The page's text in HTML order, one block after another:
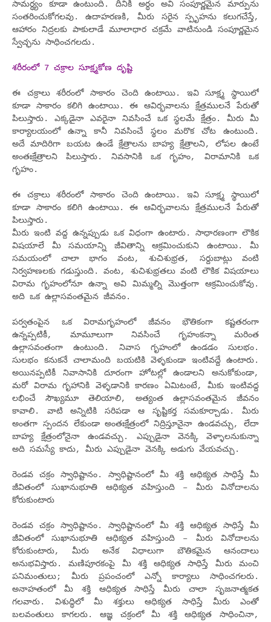
సామర్ధ్యం కూడా ఉంటుంది. దీనికి అర్ధం అవి సంపూర్ణమైన మార్పును
సంతరించుకోగలవు. ఉదాహరణకి, మీరు సరైన స్పృహను కలుగచేస్తే,
ఆహారం నిద్రలకు పాకులాడే మూలాధార చక్రమే వాటినుండి సంపూర్ణమైన
స్వేచ్ఛను సాధించగలదు.
శరీరంలో 7 చక్రాల సూక్ష్మకోణ దృష్టి
ఈ చక్రాలు శరీరంలో సాకారం చెంది ఉంటాయి. ఇవి సూక్ష్మ స్థాయిలో
కూడా సాకారం కలిగి ఉంటాయి. ఈ ఆవిర్భవాలను క్షేత్రములనే పేరుతో
పిలుస్తారు. ఎక్కడైనా ఎవరైనా నివసించే ఒక స్థలమే క్షేత్రం. మీరు మీ
కార్యాలయంలో ఉన్నా కానీ నివసించే స్థలం మరొక చోట ఉంటుంది.
అదే మాదిరిగా బయట ఉండే క్షేత్రాలను బాహ్య క్షేత్రాలని, లోపల ఉంటే
అంతఃక్షేత్రాలని పిలుస్తారు. నివసానికి ఒక గృహం, విరామానికి ఒక
గృహం.
ఈ చక్రాలు శరీరంలో సాకారం చెంది ఉంటాయి. ఇవి సూక్ష్మ స్థాయిలో
కూడా సాకారం కలిగి ఉంటాయి. ఈ ఆవిర్భవాలను క్షేత్రములనే పేరుతో
పిలుస్తారు.
మీరు ఇంటి వద్ద ఉన్నప్పుడు ఒక విధంగా ఉంటారు. సాధారణంగా లౌకిక
విషయాలే మీ సమయాన్ని జీవితాన్ని ఆక్రమించుకుని ఉంటాయి. మీ
సమయంలో చాలా భాగం వంట, శుచిశుభ్రత, సర్దుబాట్లు వంటి
నిర్వహణలకు గడుస్తుంది. వంట, శుచిశుభ్రతలు వంటి లౌకిక విషయాలు
విరామ గృహంలోనూ ఉన్నా అవి మిమ్మల్ని మొత్తంగా ఆక్రమించుకోవు.
అది ఒక ఉల్లాసవంతమైన జీవనం.
పర్వతంపైన ఒక విరామగృహంలో జీవనం భౌతికంగా కష్టతరంగా
ఉన్నప్పటికీ, మామూలుగా నివసించే గృహంకన్నా మరింత
ఉల్లాసవంతంగా ఉంటుంది. నివాస గృహంలో ఉండడం సులభం.
సులభం కనుకనే చాలామంది బయటికి వెళ్ళకుండా ఇంటివద్దే ఉంటారు.
అయినప్పటికీ నివాసానికి దూరంగా హోటల్లో ఉండాలని అనుకోకుండా,
మరో విరామ గృహానికి వెళ్ళడానికి కారణం ఏమిటంటే, మీకు ఇంటివద్ద
లభించే సౌఖ్యమూ తెలియాలి, అత్యంత ఉల్లాసవంతమైన జీవనం
కావాలి. వాటి అన్నిటికి సరిపడా ఆ సృష్టికర్త సమకూర్చాడు. మీరు
అంతగా స్పందన లేకుండా అంతఃక్షేత్రంలో నిద్రిస్తూనైనా ఉండవచ్చు, లేదా
బాహ్య క్షేత్రంలోనైనా ఉండవచ్చు. ఎప్పుడైనా వెనక్కి వెళ్ళాలనుకున్నా
అది సమస్యే కాదు, మీరు ఎప్పుడైనా వెనక్కి అడుగు వేయవచ్చు.
రెండవ చక్రం స్వాధిష్టానం. స్వాధిష్టానంలో మీ శక్తి ఆధిక్యత సాధిస్తే మీ
జీవితంలో సుఖానుభూతి ఆధిక్యత వహిస్తుంది – మీరు వినోదాలను
కోరుకుంటారు
రెండవ చక్రం స్వాధిష్టానం. స్వాధిష్టానంలో మీ శక్తి ఆధిక్యత సాధిస్తే మీ
జీవితంలో సుఖానుభూతి ఆధిక్యత వహిస్తుంది – మీరు వినోదాలను
కోరుకుంటారు, మీరు అనేక విధాలుగా బౌతికమైన ఆనందాలు
అనుభవిస్తారు. మణిపూరకంపై మీ శక్తి ఆధిక్యత సాధిస్తే మీరు మంచి
పనిమంతులు; మీరు ప్రపంచంలో ఎన్నో కార్యాలు సాధించగలరు.
అనాహతంలో మీ శక్తి ఆధిక్యత సాధిస్తే మీరు చాలా సృజనాత్మకత
గలవారు. విశుద్ధిలో మీ శక్తులు ఆధిక్యత సాధిస్తే మీరు ఎంతో
బలవంతులు కాగలరు. ఆజ్ఞ చక్రంలో మీ శక్తి ఆధిక్యత సాధించినా,